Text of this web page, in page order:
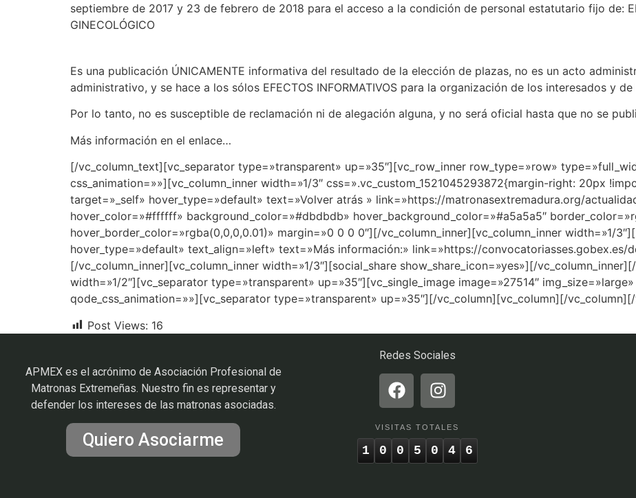
septiembre de 2017 y 23 de febrero de 2018 para el acceso a la condición de personal estatutario fijo de:
GINECOLÓGICO
Es una publicación ÚNICAMENTE informativa del resultado de la elección de plazas, no es un acto
administrativo, y se hace a los sólos EFECTOS INFORMATIVOS para la organización de los interesados y
Por lo tanto, no es susceptible de reclamación ni de alegación alguna, y no será oficial hasta que no se
Más información en el enlace…
[/vc_column_text][vc_separator type=»transparent» up=»35″][vc_row_inner row_type=»row»
css_animation=»»][vc_column_inner width=»1/3″ css=».vc_custom_1521045293872{margin-right: 20px
target=»_self» hover_type=»default» text=»Volver atrás » link=»https://matronasextremadura.org/
hover_color=»#ffffff» background_color=»#dbdbdb» hover_background_color=»#a5a5a5″
hover_border_color=»rgba(0,0,0,0.01)» margin=»0 0 0 0″][/vc_column_inner][vc_column_inner width=»1/
hover_type=»default» text_align=»left» text=»Más información:» link=»https://convocatoriasses.gobex.es/
[/vc_column_inner][vc_column_inner width=»1/3″][social_share show_share_icon=»yes»][/
width=»1/2″][vc_separator type=»transparent» up=»35″][vc_single_image image=»27514″
qode_css_animation=»»][vc_separator type=»transparent» up=»35″][/vc_column][vc_column][/
Post Views: 16
APMEX es el acrónimo de Asociación Profesional de
Matronas Extremeñas. Nuestro fin es representar y
defender los intereses de las matronas asociadas.
Quiero Asociarme
Redes Sociales
VISITAS TOTALES
1 0 0 5 0 4 6